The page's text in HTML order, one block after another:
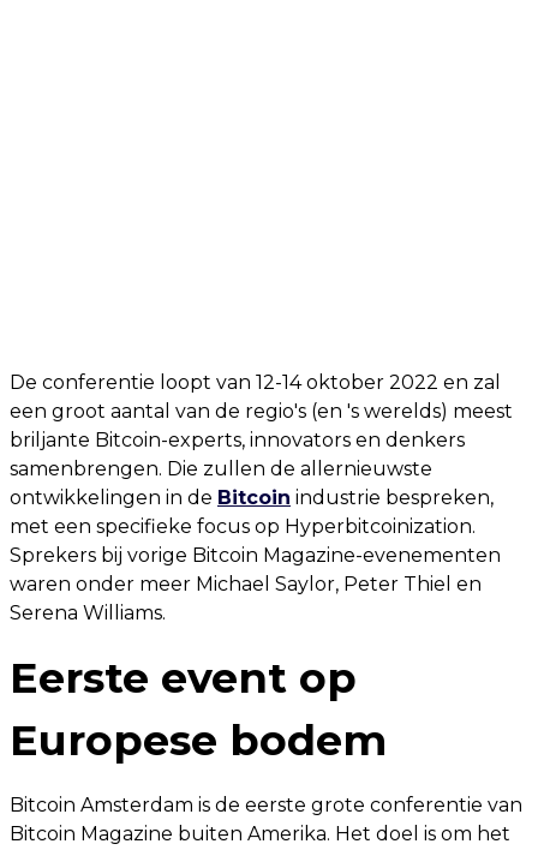
De conferentie loopt van 12-14 oktober 2022 en zal
een groot aantal van de regio's (en 's werelds) meest
briljante Bitcoin-experts, innovators en denkers
samenbrengen. Die zullen de allernieuwste
ontwikkelingen in de Bitcoin industrie bespreken,
met een specifieke focus op Hyperbitcoinization.
Sprekers bij vorige Bitcoin Magazine-evenementen
waren onder meer Michael Saylor, Peter Thiel en
Serena Williams.
Eerste event op
Europese bodem
Bitcoin Amsterdam is de eerste grote conferentie van
Bitcoin Magazine buiten Amerika. Het doel is om het